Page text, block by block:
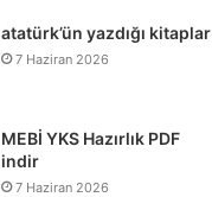
atatürk’ün yazdığı kitaplar
7 Haziran 2026
MEBİ YKS Hazırlık PDF
indir
7 Haziran 2026